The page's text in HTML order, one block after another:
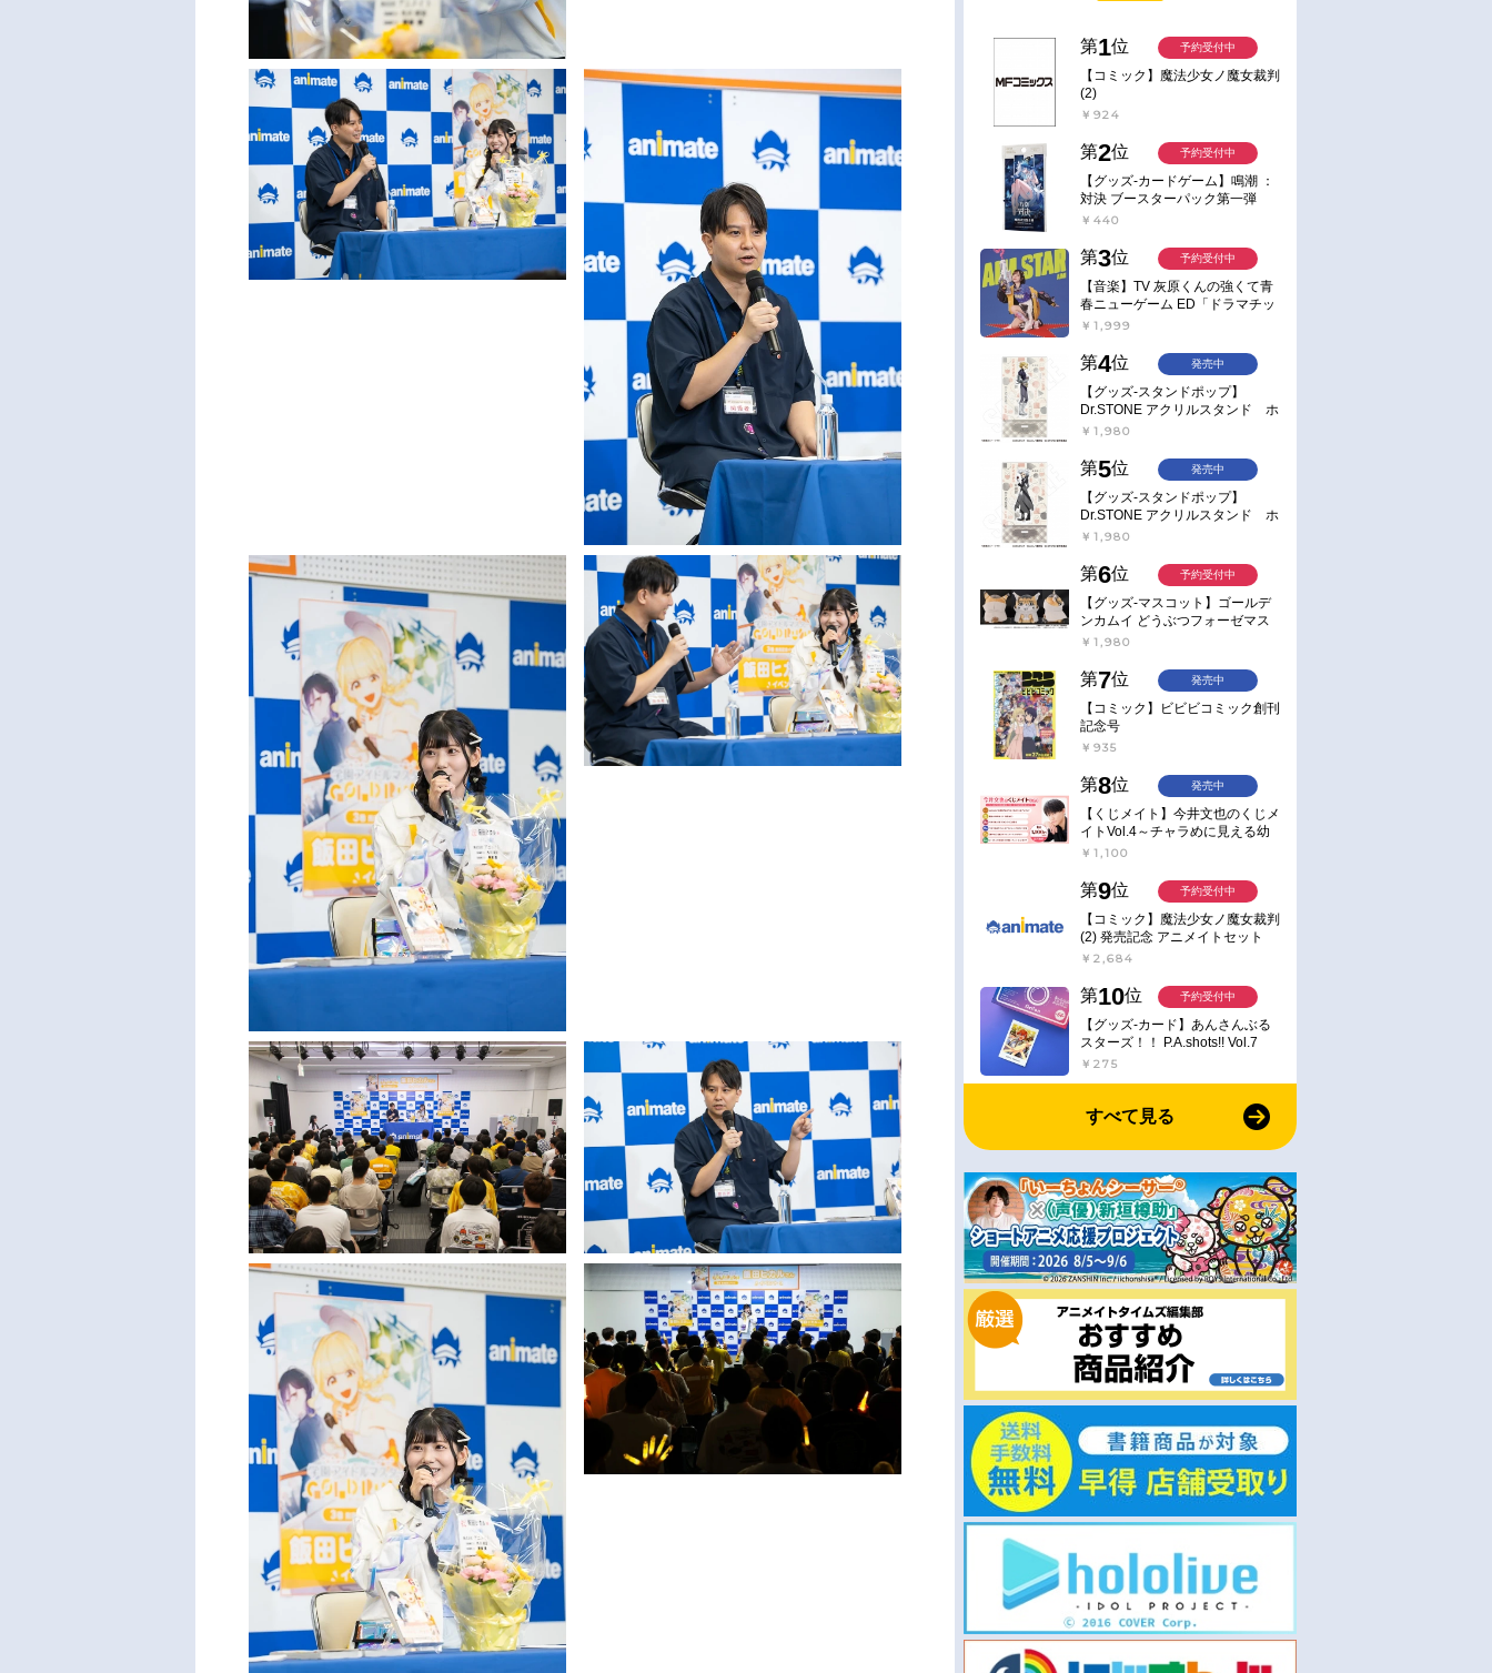
第1位
【コミック】魔法少女ノ魔女裁判
(2)
￥924
予約受付中
第2位
【グッズ-カードゲーム】鳴潮 ：
対決 ブースターパック第一弾
【ポイント2倍】
￥440
予約受付中
第3位
【音楽】TV 灰原くんの強くて青
春ニューゲーム ED「ドラマチッ
ク逃避行」収録シングル AIM
￥1,999
予約受付中
第4位
【グッズ-スタンドポップ】
Dr.STONE アクリルスタンド ホ
ワイマンといっしょver. スタン
￥1,980
発売中
第5位
【グッズ-スタンドポップ】
Dr.STONE アクリルスタンド ホ
ワイマンといっしょver. Dr.ゼノ
￥1,980
発売中
第6位
【グッズ-マスコット】ゴールデ
ンカムイ どうぶつフォーゼマス
コット 4.尾形百之助【再販】
￥1,980
予約受付中
第7位
【コミック】ビビビコミック創刊
記念号
￥935
発売中
第8位
【くじメイト】今井文也のくじメ
イトVol.4～チャラめに見える幼
馴染、実は一途で独占欲が強いん
￥1,100
発売中
第9位
【コミック】魔法少女ノ魔女裁判
(2) 発売記念 アニメイトセット
【アクリルスタンド2種セット購
産】
￥2,684
予約受付中
第10位
【グッズ-カード】あんさんぶる
スターズ！！ P.A.shots!! Vol.7
Action
￥275
予約受付中
すべて見る